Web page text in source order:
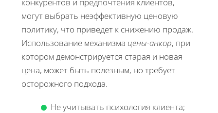
могут выбрать неэффективную ценовую
политику, что приведет к снижению продаж.
Использование механизма цены-анкор, при
котором демонстрируется старая и новая
цена, может быть полезным, но требует
осторожного подхода.
Не учитывать психология клиента;